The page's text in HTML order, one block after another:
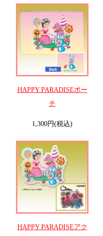
HAPPY PARADISEポー
チ
1,300円(税込)
HAPPY PARADISEアク